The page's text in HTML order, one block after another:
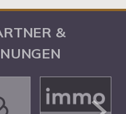
&